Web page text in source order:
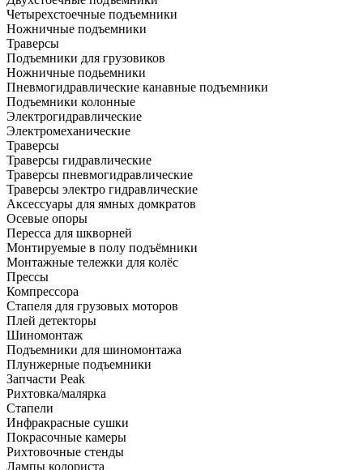
Четырехстоечные подъемники
Ножничные подъемники
Траверсы
Подъемники для грузовиков
Ножничные подьемники
Пневмогидравлические канавные подъемники
Подъемники колонные
Электрогидравлические
Электромеханические
Траверсы
Траверсы гидравлические
Траверсы пневмогидравлические
Траверсы электро гидравлические
Аксессуары для ямных домкратов
Осевые опоры
Пересса для шкворней
Монтируемые в полу подъёмники
Монтажные тележки для колёс
Прессы
Компрессора
Стапеля для грузовых моторов
Плей детекторы
Шиномонтаж
Подъемники для шиномонтажа
Плунжерные подъемники
Запчасти Peak
Рихтовка/малярка
Стапели
Инфракрасные сушки
Покрасочные камеры
Рихтовочные стенды
Лампы колориста